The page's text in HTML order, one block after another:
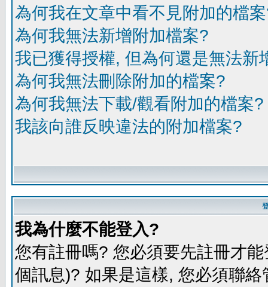
為何我在文章中看不見附加的檔
為何我無法新增附加檔案?
我已獲得授權, 但為何還是無法新
為何我無法刪除附加的檔案?
為何我無法下載/觀看附加的檔案?
我該向誰反映違法的附加檔案?
我為什麼不能登入?
您有註冊嗎? 您必須要先註冊才
個訊息)? 如果是這樣, 您必須聯